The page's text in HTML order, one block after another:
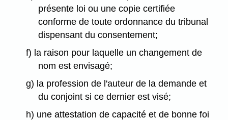
présente loi ou une copie certifiée
conforme de toute ordonnance du tribunal
dispensant du consentement;
f) la raison pour laquelle un changement de
nom est envisagé;
g) la profession de l'auteur de la demande et
du conjoint si ce dernier est visé;
h) une attestation de capacité et de bonne foi